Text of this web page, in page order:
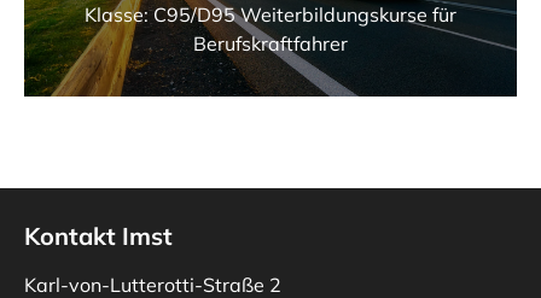
Klasse: C95/D95 Weiterbildungskurse für
Berufskraftfahrer
Kontakt Imst
Karl-von-Lutterotti-Straße 2